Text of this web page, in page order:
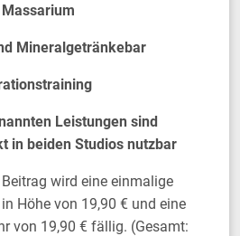
Massarium
Mineralgetränkebar
Leistungen sind
in beiden Studios nutzbar
wird eine einmalige
Höhe von 19,90 € und eine
von 19,90 € fällig. (Gesamt: